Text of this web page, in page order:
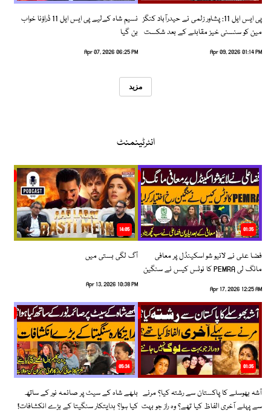
پی ایس ایل 11: پشاور زلمی نے حیدرآباد کنگز
مین کو سنسنی خیز مقابلے کے بعد شکست
Apr 09, 2026 01:14 PM
نسیم شاہ کےلیے پی ایس ایل 11 ڈراؤنا خواب
بن گیا
Apr 07, 2026 06:25 PM
مزید
انٹرٹینمنٹ
01:35
فضا علی نے لائیو شو اسکینڈل پر معافی
مانگ لی PEMRA کا نوٹس کیس نے سنگین
Apr 17, 2026 12:25 AM
14:05
آگ لگی بستی میں
Apr 13, 2026 10:38 PM
01:35
آشہ بھوسلے کا پاکستان سے رشتہ کیا؟ مرنے
سے پہلے آخری الفاظ کیا تھے؟ وہ راز جو بہت
05:34
بلھے شاہ کے سیٹ پر صائمہ نور کے ساتھ
کیا ہوا؟ ہدایتکار سنگیتا کے بڑے انکشافات!